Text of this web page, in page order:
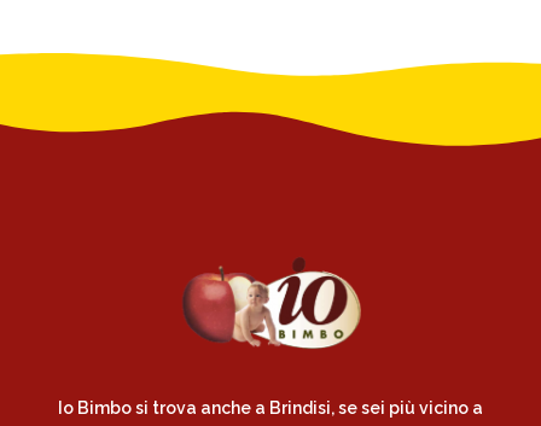
Io Bimbo si trova anche a Brindisi, se sei più vicino a